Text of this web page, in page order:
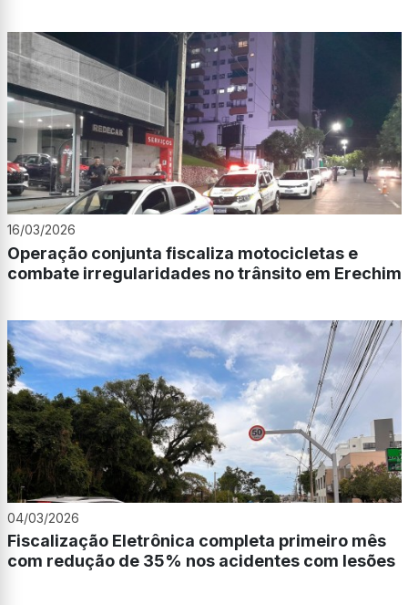
16/03/2026
Operação conjunta fiscaliza motocicletas e
combate irregularidades no trânsito em Erechim
04/03/2026
Fiscalização Eletrônica completa primeiro mês
com redução de 35% nos acidentes com lesões